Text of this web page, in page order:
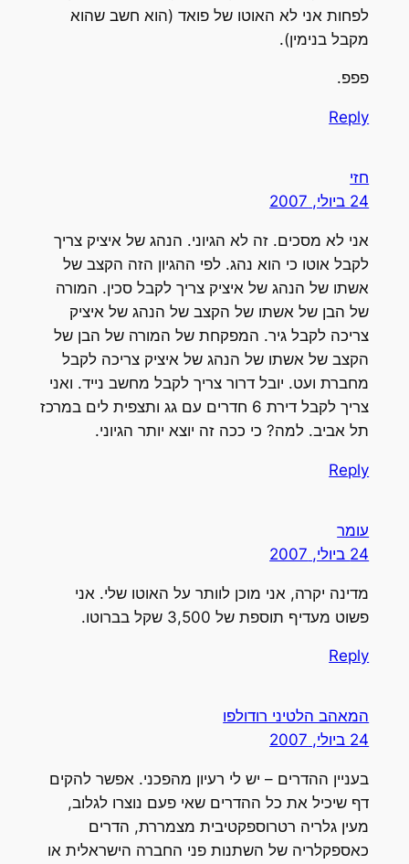
לפחות אני לא האוטו של פואד (הוא חשב שהוא
מקבל בנימין).
פפפ.
Reply
חזי
24 ביולי, 2007
אני לא מסכים. זה לא הגיוני. הנהג של איציק צריך
לקבל אוטו כי הוא נהג. לפי ההגיון הזה הקצב של
אשתו של הנהג של איציק צריך לקבל סכין. המורה
של הבן של אשתו של הקצב של הנהג של איציק
צריכה לקבל גיר. המפקחת של המורה של הבן של
הקצב של אשתו של הנהג של איציק צריכה לקבל
מחברת ועט. יובל דרור צריך לקבל מחשב נייד. ואני
צריך לקבל דירת 6 חדרים עם גג ותצפית לים במרכז
תל אביב. למה? כי ככה זה יוצא יותר הגיוני.
Reply
עומר
24 ביולי, 2007
מדינה יקרה, אני מוכן לוותר על האוטו שלי. אני
פשוט מעדיף תוספת של 3,500 שקל בברוטו.
Reply
המאהב הלטיני רודולפו
24 ביולי, 2007
בעניין ההדרים – יש לי רעיון מהפכני. אפשר להקים
דף שיכיל את כל ההדרים שאי פעם נוצרו לגלוב,
מעין גלריה רטרוספקטיבית מצמררת, הדרים
כאספקלריה של השתנות פני החברה הישראלית או